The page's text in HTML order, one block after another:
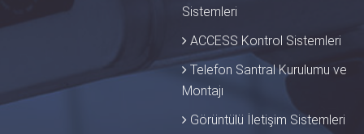
Sistemleri
ACCESS Kontrol Sistemleri
Telefon Santral Kurulumu ve
Montajı
Görüntülü İletişim Sistemleri